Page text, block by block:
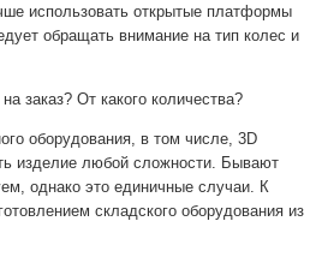
использовать открытые платформы
обращать внимание на тип колес и
заказ? От какого количества?
оборудования, в том числе, 3D
изделие любой сложности. Бывают
однако это единичные случаи. К
складского оборудования из